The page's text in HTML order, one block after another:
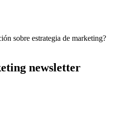
sobre estrategia de marketing?
newsletter